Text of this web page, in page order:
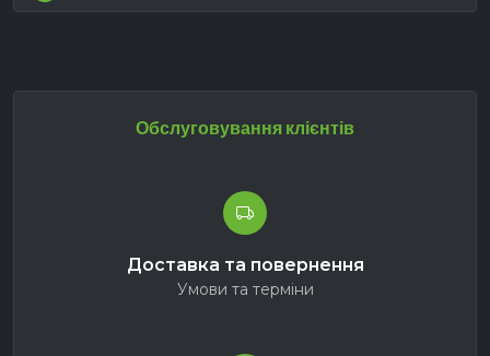
Обслуговування клієнтів
Доставка та повернення
Умови та терміни